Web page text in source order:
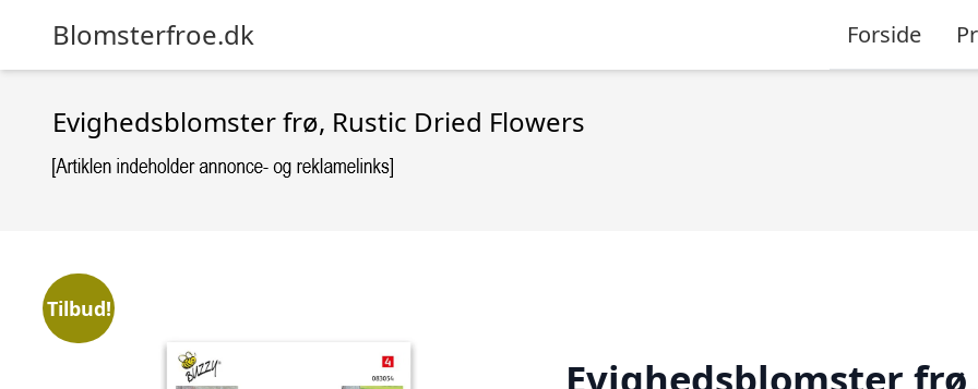
Blomsterfroe.dk Forside
Evighedsblomster frø, Rustic Dried Flowers
Tilbud!
Evighedsblomster frø,